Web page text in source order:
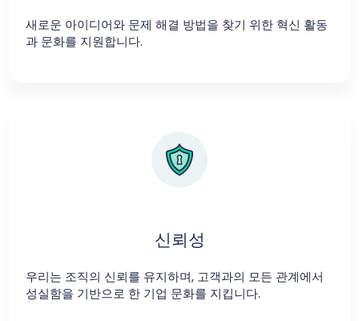
새로운 아이디어와 문제 해결 방법을 찾기 위한 혁신 활동
과 문화를 지원합니다.
신뢰성
우리는 조직의 신뢰를 유지하며, 고객과의 모든 관계에서
성실함을 기반으로 한 기업 문화를 지킵니다.